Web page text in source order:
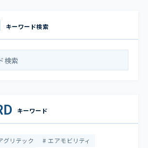
キーワード検索
キーワード
グリテック
エアモビリティ